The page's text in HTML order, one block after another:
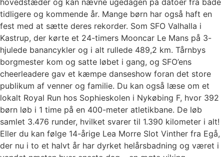
tidligere og kommende år. Mange børn har også haft en
fest med at sætte deres rekorder. Som SFO Valhalla i
Kastrup, der kørte et 24-timers Mooncar Le Mans på 3-
hjulede banancykler og i alt rullede 489,2 km. Tårnbys
borgmester kom og satte løbet i gang, og SFO’ens
cheerleadere gav et kæmpe danseshow foran det store
publikum af venner og familie. Du kan også læse om et
lokalt Royal Run hos Sophieskolen i Nykøbing F, hvor 392
børn løb i 1 time på en 400-meter atletikbane. De løb
samlet 3.476 runder, hvilket svarer til 1.390 kilometer i alt!
Eller du kan følge 14-årige Lea Morre Slot Vinther fra Egå,
der nu i to et halvt år har dyrket helårsbadning og været i